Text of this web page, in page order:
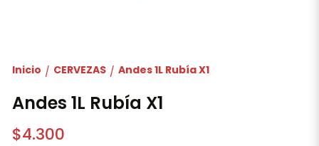
Inicio / CERVEZAS / Andes 1L Rubía X1
Andes 1L Rubía X1
$4.300